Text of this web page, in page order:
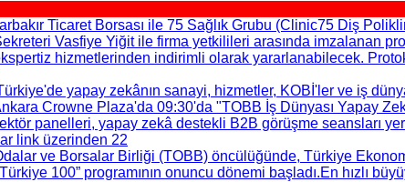
Ticaret Borsası ile 75 Sağlık Grubu (Clinic75 Diş
Vasfiye Yiğit ile firma yetkilileri arasında imzalanan
hizmetlerinden indirimli olarak yararlanabilecek.
yapay zekânın sanayi, hizmetler, KOBİ'ler ve iş
Crowne Plaza'da 09:30'da "TOBB İş Dünyası Yapay
panelleri, yapay zekâ destekli B2B görüşme seansları
link üzerinden 22
ve Borsalar Birliği (TOBB) öncülüğünde, Türkiye
100” programının onuncu dönemi başladı.​ En hızlı